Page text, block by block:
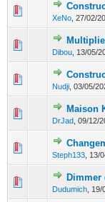
XeNo 27/02/
0
Dibou 13/05/
0
Nudji 03/05/
0
Maison
DrJad 09/12/
0
Steph133 13/
0
Dimmer
Dudumich 19/
0